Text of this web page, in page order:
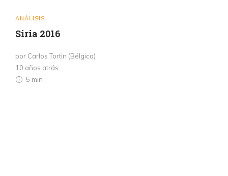
ANÁLISIS
Siria 2016
por Carlos Tortin (Bélgica)
10 años atrás
5 min